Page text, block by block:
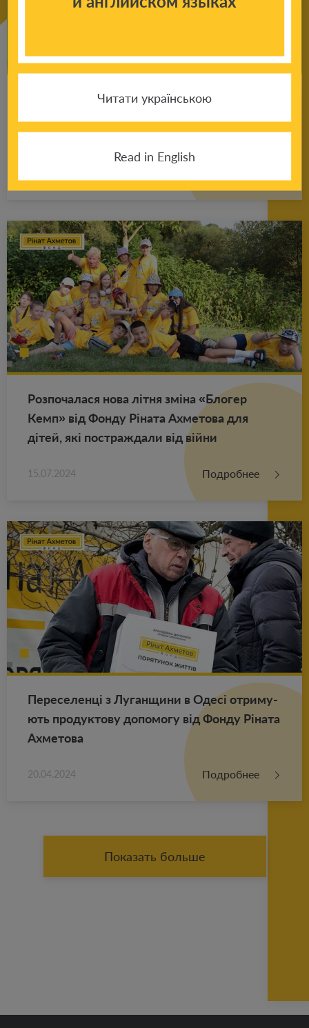
Со­ве­ты пси­хо­ло­га ро­ди­те­лям: что де­лать,
тянет руки в рот?
Роз­по­ча­ла­ся нова літня зміна «Бло­гер
Кемп» від Фонду Ріната Ах­ме­то­ва для
дітей, які по­ст­раж­да­ли від війни
15.07.2024 Подробнее
Пе­ре­се­ленці з Лу­ган­щи­ни в Одесі от­ри­му­
ють про­дук­то­ву до­по­мо­гу від Фонду Ріната
Ах­ме­то­ва
20.04.2024 Подробнее
Показать больше
Читати українською
Read in English